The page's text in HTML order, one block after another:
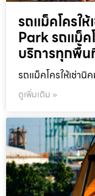
รถแม็คโครใ
Park รถแม็ค
บริการทุกพื้น
รถแม็คโครให้เช่า
ดูเพิ่มเติม »